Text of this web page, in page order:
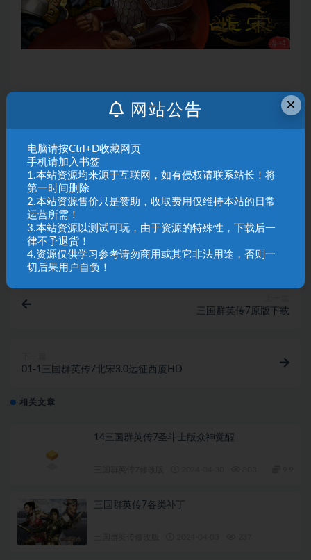
本站资源来自会员发布以及互联网公开收集，不代表本站
用户仔细辨认内容的真实性，避免上当受骗！
三国群英传7北宋1.0 北宋1.0
收藏 海报 链接
三国群英传7原版下载
01-1三国群英传7北宋3.0远征西厦HD
相关文章
14三国群英传7圣斗士版众神觉醒
三国群英传7各类补丁
×
网站公告
电脑请按Ctrl+D收藏网页
手机请加入书签
1.本站资源均来源于互联网，如有侵权请联系站长！将
第一时间删除
2.本站资源售价只是赞助，收取费用仅维持本站的日常
运营所需！
3.本站资源以测试可玩，由于资源的特殊性，下载后一
律不予退货！
4.资源仅供学习参考请勿商用或其它非法用途，否则一
切后果用户自负！